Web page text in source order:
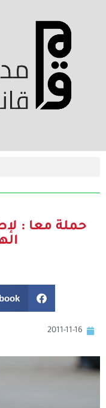
حملة معا :
2011-11-16